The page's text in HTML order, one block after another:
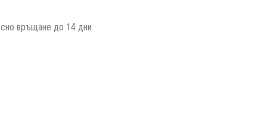
връщане до 14 дни